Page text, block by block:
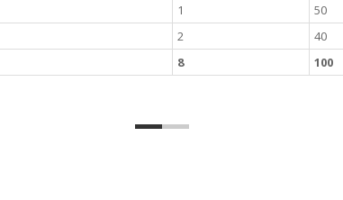
1
50
2
40
8 100